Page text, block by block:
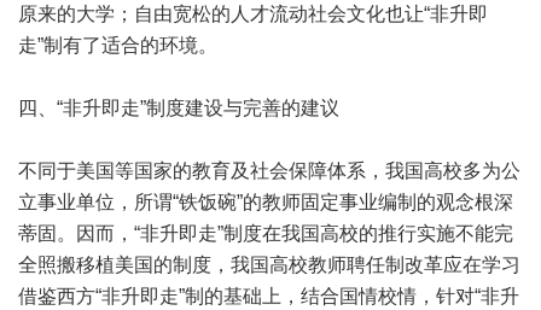
原来的大学；自由宽松的人才流动社会文化也让“非升即
走”制有了适合的环境。
四、“非升即走”制度建设与完善的建议
不同于美国等国家的教育及社会保障体系，我国高校多为公
立事业单位，所谓“铁饭碗”的教师固定事业编制的观念根深
蒂固。因而，“非升即走”制度在我国高校的推行实施不能完
全照搬移植美国的制度，我国高校教师聘任制改革应在学习
借鉴西方“非升即走”制的基础上，结合国情校情，针对“非升